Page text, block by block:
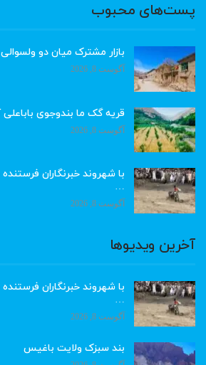
پست‌های محبوب
بازار مشترک میان دو
آگوست 8, 2026
قریه گک ما بندوجوی باباعلی
آگوست 8, 2026
با شهروند خبرنگاران
…
آگوست 8, 2026
آخرین ویدیوها
با شهروند خبرنگاران
…
آگوست 8, 2026
بند سبزک ولایت باغیس